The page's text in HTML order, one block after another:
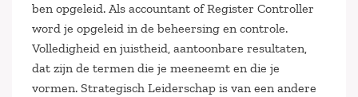
ben opgeleid. Als accountant of Register Controller
word je opgeleid in de beheersing en controle.
Volledigheid en juistheid, aantoonbare resultaten,
dat zijn de termen die je meeneemt en die je
vormen. Strategisch Leiderschap is van een andere